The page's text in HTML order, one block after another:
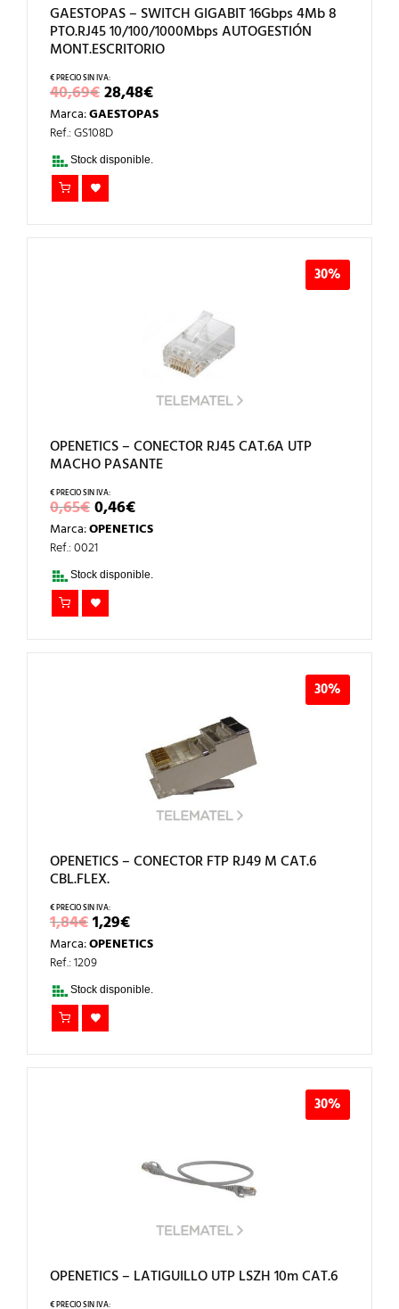
GAESTOPAS – SWITCH GIGABIT 16Gbps 4Mb 8
PTO.RJ45 10/100/1000Mbps AUTOGESTIÓN
MONT.ESCRITORIO
40,69€EL
PRECIO
ORIGINAL
ERA:
40,69€.
28,48€EL
PRECIO
ACTUAL
Marca:GAESTOPAS
Ref.: GS108D
Stock disponible.
30%
OPENETICS – CONECTOR RJ45 CAT.6A UTP
MACHO PASANTE
0,65€EL
PRECIO
ORIGINAL
ERA:
0,65€.
0,46€EL
PRECIO
ACTUAL
0,46€.
Marca:OPENETICS
Ref.: 0021
Stock disponible.
30%
OPENETICS – CONECTOR FTP RJ49 M CAT.6
CBL.FLEX.
1,84€EL
PRECIO
ORIGINAL
ERA:
1,84€.
1,29€EL
PRECIO
ACTUAL
1,29€.
Marca:OPENETICS
Ref.: 1209
Stock disponible.
30%
OPENETICS – LATIGUILLO UTP LSZH 10m CAT.6